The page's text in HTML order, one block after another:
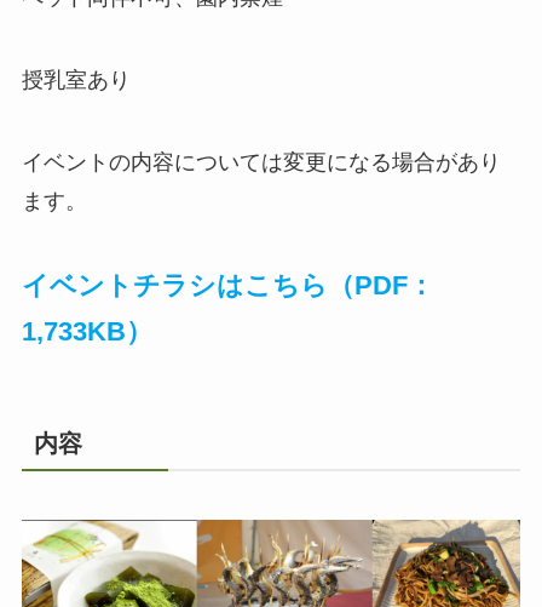
授乳室あり
イベントの内容については変更になる場合があり
ます。
イベントチラシはこちら（PDF：
1,733KB）
内容